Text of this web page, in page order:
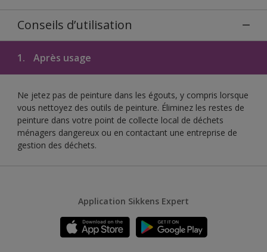
Conseils d’utilisation
1. Après usage
Ne jetez pas de peinture dans les égouts, y compris lorsque
vous nettoyez des outils de peinture. Éliminez les restes de
peinture dans votre point de collecte local de déchets
ménagers dangereux ou en contactant une entreprise de
gestion des déchets.
Application Sikkens Expert